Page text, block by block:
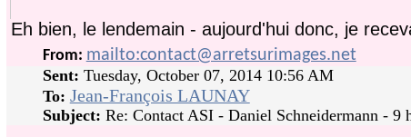
Eh bien, le lendemain - aujourd'hui donc, je
From: mailto:contact@arretsurimages.net
Sent: Tuesday, October 07, 2014 10:56 AM
To: Jean-François LAUNAY
Subject: Re: Contact ASI - Daniel Schneidermann - 9